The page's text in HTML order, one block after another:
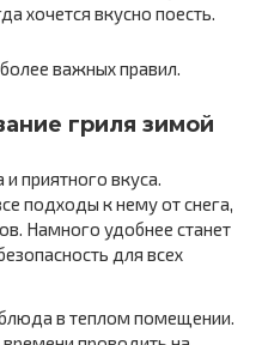
хочется вкусно поесть.
важных правил.
гриля зимой
и приятного вкуса.
подходы к нему от снега,
Намного удобнее станет
для всех
в теплом помещении.